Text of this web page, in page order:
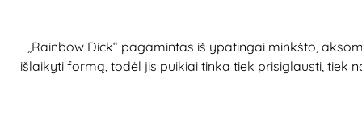
„Rainbow Dick“ pagamintas iš ypatingai minkšto,
išlaikyti formą, todėl jis puikiai tinka tiek prisiglausti, tiek